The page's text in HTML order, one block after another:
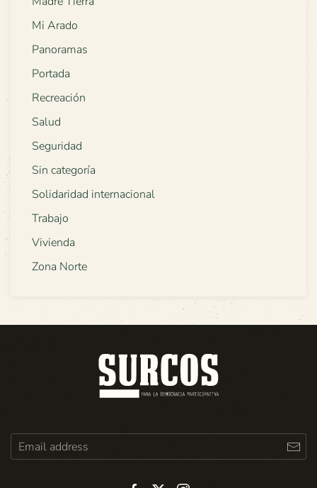
Mi Arado
Panoramas
Portada
Recreación
Salud
Seguridad
Sin categoría
Solidaridad internacional
Trabajo
Vivienda
Zona Norte